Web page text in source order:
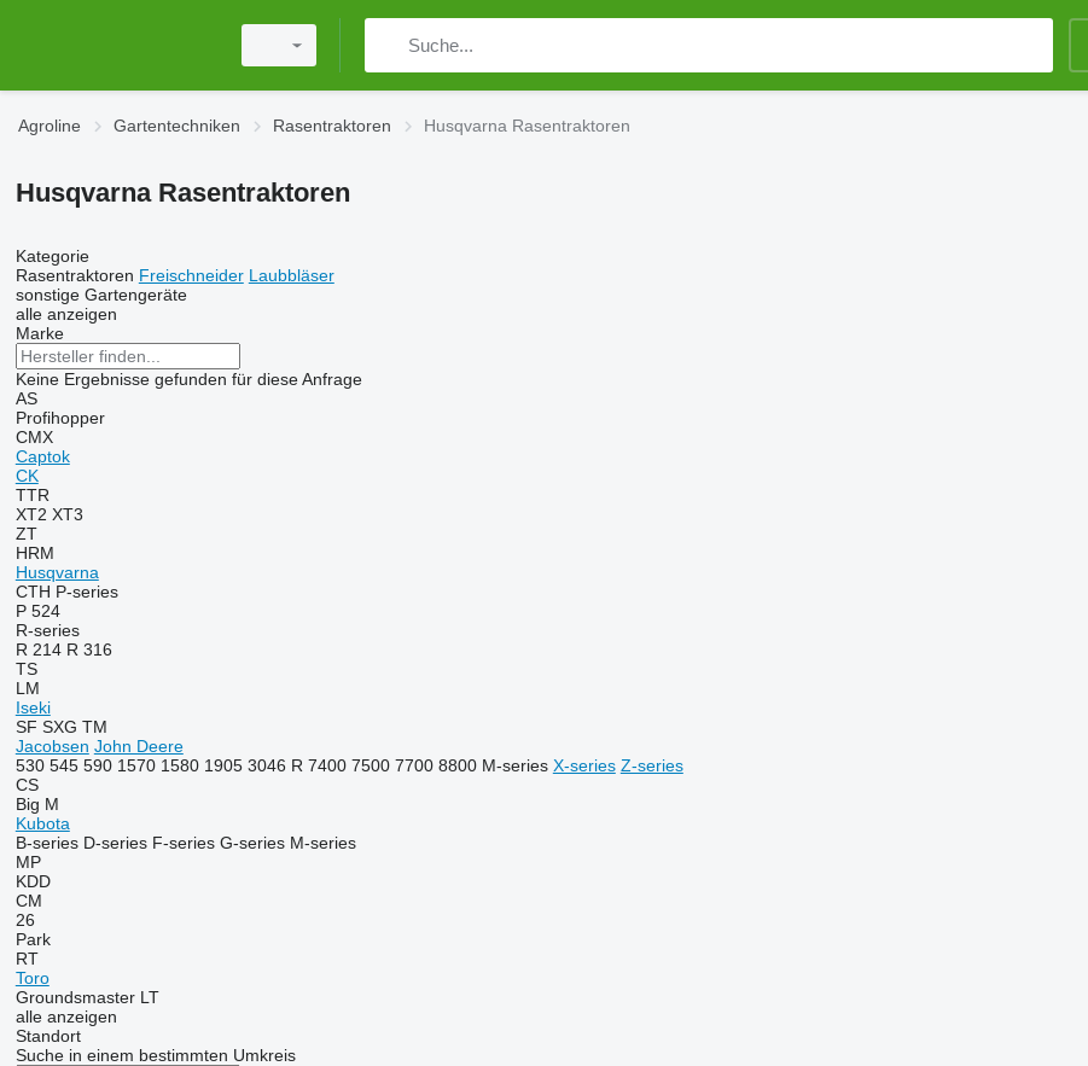
Agroline Gartentechniken Rasentraktoren Husqvarna Rasentraktoren
Husqvarna Rasentraktoren
Kategorie
Rasentraktoren Freischneider Laubbläser
sonstige Gartengeräte
alle anzeigen
Marke
Keine Ergebnisse gefunden für diese Anfrage
AS
Profihopper
CMX
Captok
CK
TTR
XT2 XT3
ZT
HRM
Husqvarna
CTH P-series
P 524
R-series
R 214 R 316
TS
LM
Iseki
SF SXG TM
Jacobsen John Deere
530 545 590 1570 1580 1905 3046 R 7400 7500 7700 8800 M-series X-series Z-series
CS
Big M
Kubota
B-series D-series F-series G-series M-series
MP
KDD
CM
26
Park
RT
Toro
Groundsmaster LT
alle anzeigen
Standort
Suche in einem bestimmten Umkreis